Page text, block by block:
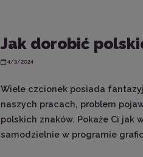
Jak dorobić
4/3/2024
Wiele czcionek posiada
naszych pracach, problem
polskich znaków. Pokaże Ci jak
samodzielnie w programie